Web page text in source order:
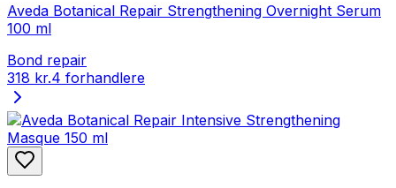
Aveda Botanical Repair Strengthening Overnight Serum
100 ml
Bond repair
318 kr.4 forhandlere